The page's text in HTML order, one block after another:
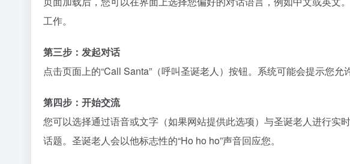
工作。
第三步：发起对话
点击页面上的“Call Santa”（呼叫圣诞老人）按钮。系统可能会提示您
第四步：开始交流
您可以选择通过语音或文字（如果网站提供此选项）与圣诞老人进行
话题。圣诞老人会以他标志性的“Ho ho ho”声音回应您。